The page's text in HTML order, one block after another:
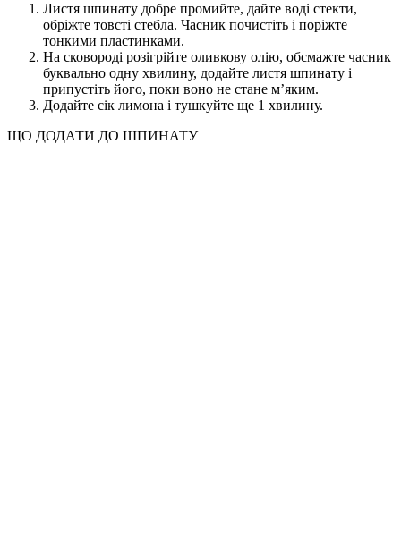
Листя шпинату добре промийте, дайте воді стекти,
обріжте товсті стебла. Часник почистіть і поріжте
тонкими пластинками.
На сковороді розігрійте оливкову олію, обсмажте часник
буквально одну хвилину, додайте листя шпинату і
припустіть його, поки воно не стане м’яким.
Додайте сік лимона і тушкуйте ще 1 хвилину.
ЩО ДОДАТИ ДО ШПИНАТУ